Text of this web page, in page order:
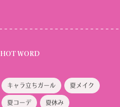
HOT WORD
キャラ立ちガール 夏メイク
夏コーデ 夏休み